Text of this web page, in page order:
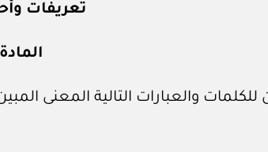
تعريفات
المادة
للكلمات والعبارات التالية المعنى